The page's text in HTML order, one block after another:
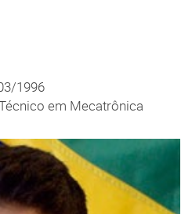
1996
em Mecatrônica